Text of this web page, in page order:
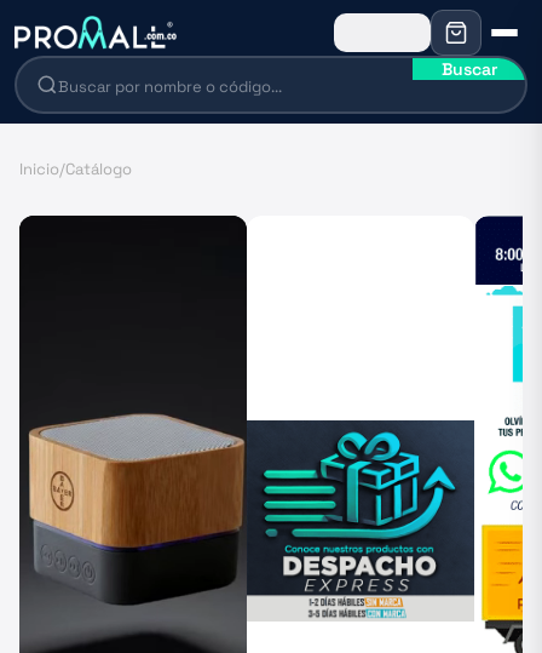
Buscar
Inicio/Catálogo